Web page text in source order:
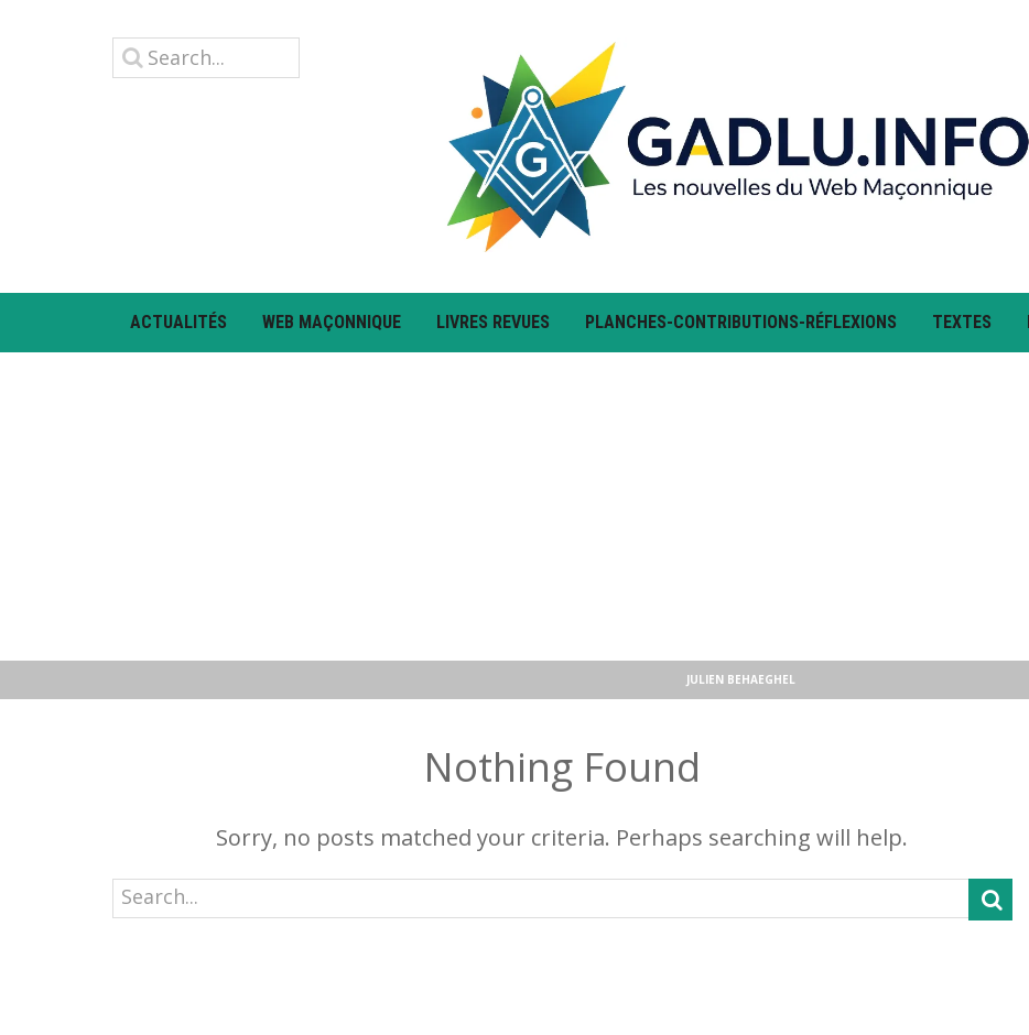
ACTUALITÉS WEB MAÇONNIQUE LIVRES REVUES PLANCHES-CONTRIBUTIONS-RÉFLEXIONS TEXTES
JULIEN BEHAEGHEL
Nothing Found
Sorry, no posts matched your criteria. Perhaps searching will help.